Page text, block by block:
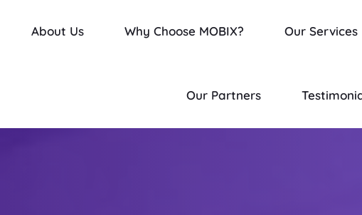
About Us Why Choose MOBIX? Our Services
Our Partners